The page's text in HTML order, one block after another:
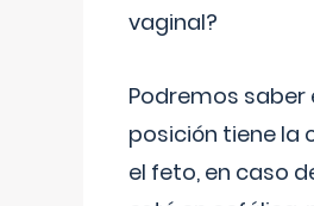
vaginal?
Podremos saber
posición tiene la
el feto, en caso